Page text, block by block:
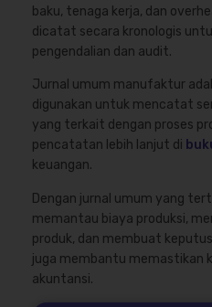
baku, tenaga kerja, dan
dicatat secara kronologis
pengendalian dan audit.
Jurnal umum manufaktur
digunakan untuk mencatat
yang terkait dengan proses
pencatatan lebih lanjut di
keuangan.
Dengan jurnal umum yang
memantau biaya produksi,
produk, dan membuat
juga membantu memastikan
akuntansi.